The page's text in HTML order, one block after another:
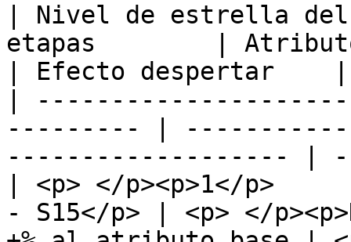
| Nivel de estrella del
etapas        |
| Efecto
|
--------- |
------------------- |
| <p> </p><p>1</p>
- S15</p> | <p> </